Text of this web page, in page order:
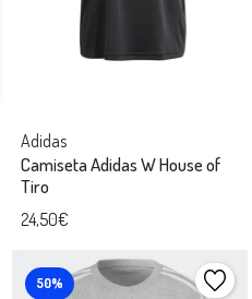
Adidas
Camiseta Adidas W House of
Tiro
24,50€
50%